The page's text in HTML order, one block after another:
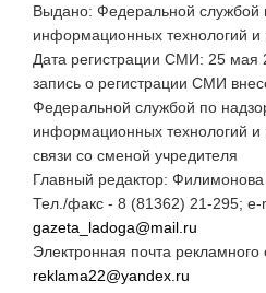
Выдано: Федеральной службой
информационных технологий и
Дата регистрации СМИ: 25 мая
запись о регистрации СМИ
Федеральной службой по
информационных технологий
связи со сменой учредителя
Главный редактор:
Тел./факс - 8 (81362) 21-295; e-
gazeta_ladoga@mail.ru
Электронная почта рекламного
reklama22@yandex.ru